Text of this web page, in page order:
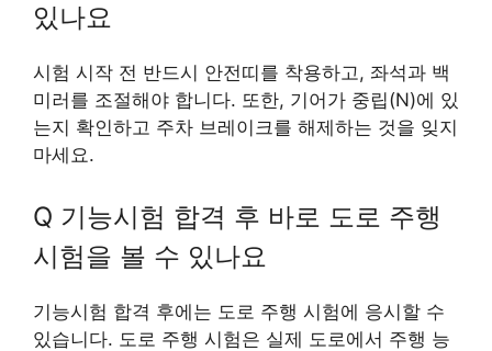
있나요
시험 시작 전 반드시 안전띠를 착용하고, 좌석과 백
미러를 조절해야 합니다. 또한, 기어가 중립(N)에 있
는지 확인하고 주차 브레이크를 해제하는 것을 잊지
마세요.
Q 기능시험 합격 후 바로 도로 주행
시험을 볼 수 있나요
기능시험 합격 후에는 도로 주행 시험에 응시할 수
있습니다. 도로 주행 시험은 실제 도로에서 주행 능